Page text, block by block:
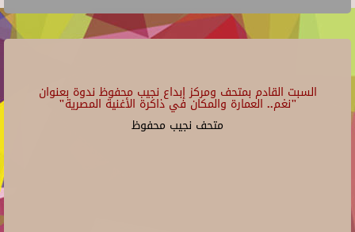
السبت القادم بمتحف ومركز إبداع نجيب محفوظ ندوة بعنوان
"نغم.. العمارة والمكان في ذاكرة الأغنية المصرية"
متحف نجيب محفوظ